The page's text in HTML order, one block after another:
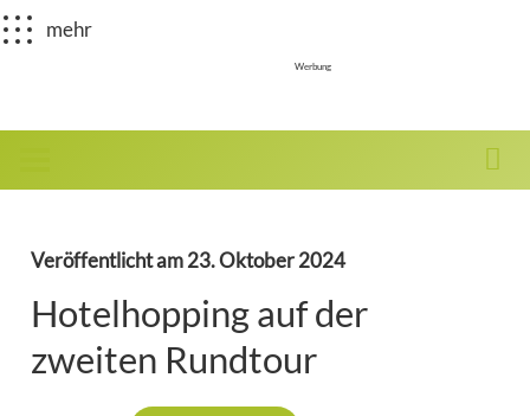
mehr
Werbung
Veröffentlicht am23. Oktober 2024
Hotelhopping auf der
zweiten Rundtour